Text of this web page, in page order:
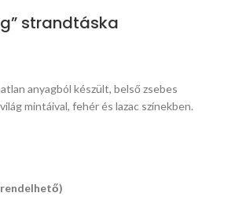
strandtáska
anyagból készült, belső zsebes
mintáival, fehér és lazac színekben.